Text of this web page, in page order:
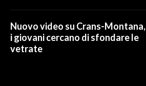
Nuovo video su Crans-Montana,
i giovani cercano di sfondare le
vetrate